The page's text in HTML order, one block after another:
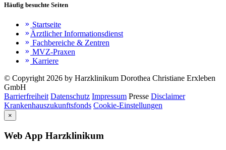
Häufig besuchte Seiten
keyboard_double_arrow_right Startseite
keyboard_double_arrow_right Ärztlicher Informationsdienst
keyboard_double_arrow_right Fachbereiche & Zentren
keyboard_double_arrow_right MVZ-Praxen
keyboard_double_arrow_right Karriere
© Copyright 2026 by Harzklinikum Dorothea Christiane Erxleben
GmbH
Barrierfreiheit Datenschutz Impressum Presse Disclaimer
Krankenhauszukunftsfonds Cookie-Einstellungen
×
Web App Harzklinikum